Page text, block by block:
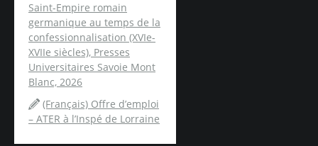
Saint-Empire romain
germanique au temps de la
confessionnalisation (XVIe-
XVIIe siècles), Presses
Universitaires Savoie Mont
Blanc, 2026
(Français) Offre d’emploi
– ATER à l’Inspé de Lorraine